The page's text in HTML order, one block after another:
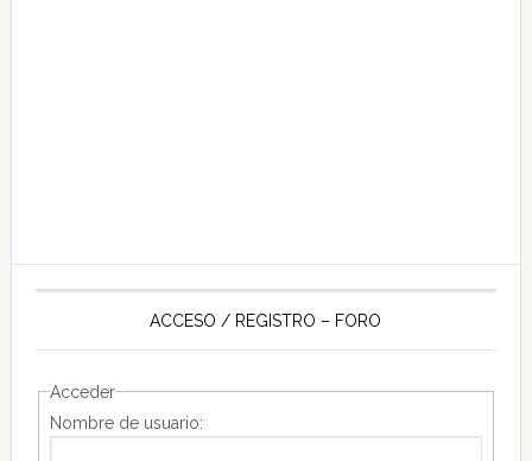
ACCESO / REGISTRO – FORO
Acceder
Nombre de usuario: